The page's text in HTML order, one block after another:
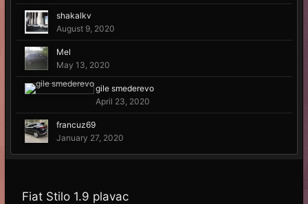
shakalkv
August 9, 2020
Mel
May 13, 2020
gile smederevo
April 23, 2020
francuz69
January 27, 2020
Fiat Stilo 1.9 plavac